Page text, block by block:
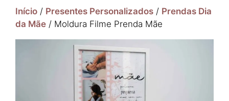
Início / Presentes Personalizados / Prendas Dia
da Mãe / Moldura Filme Prenda Mãe